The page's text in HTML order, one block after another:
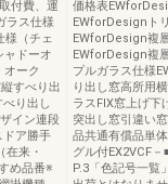
付費、運
ラス仕様
様（チェ
ャドーオ
ーク
すべり出
り出し
イン連段
ドア勝手
在来・
め品番※
価格表
EWforDesignト
EWforDesign複
EWforDesign複
プルガラス仕様
り出し窓高所用
ラスFIX窓上げ下
突出し窓引違い
品共通有償品単
グル付EX2VCF
P.3「色記号一覧